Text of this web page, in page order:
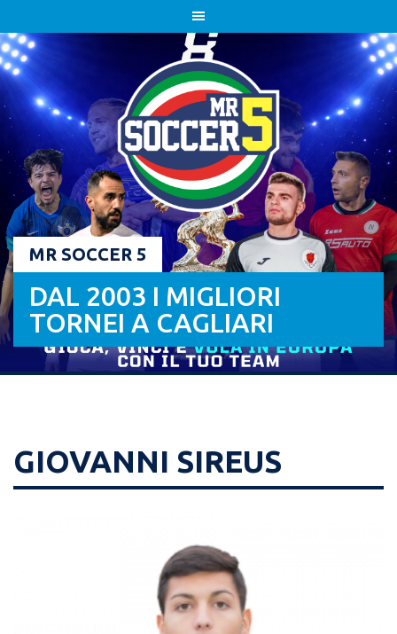
to
content
MR SOCCER 5
DAL 2003 I MIGLIORI
TORNEI A CAGLIARI
GIOVANNI SIREUS